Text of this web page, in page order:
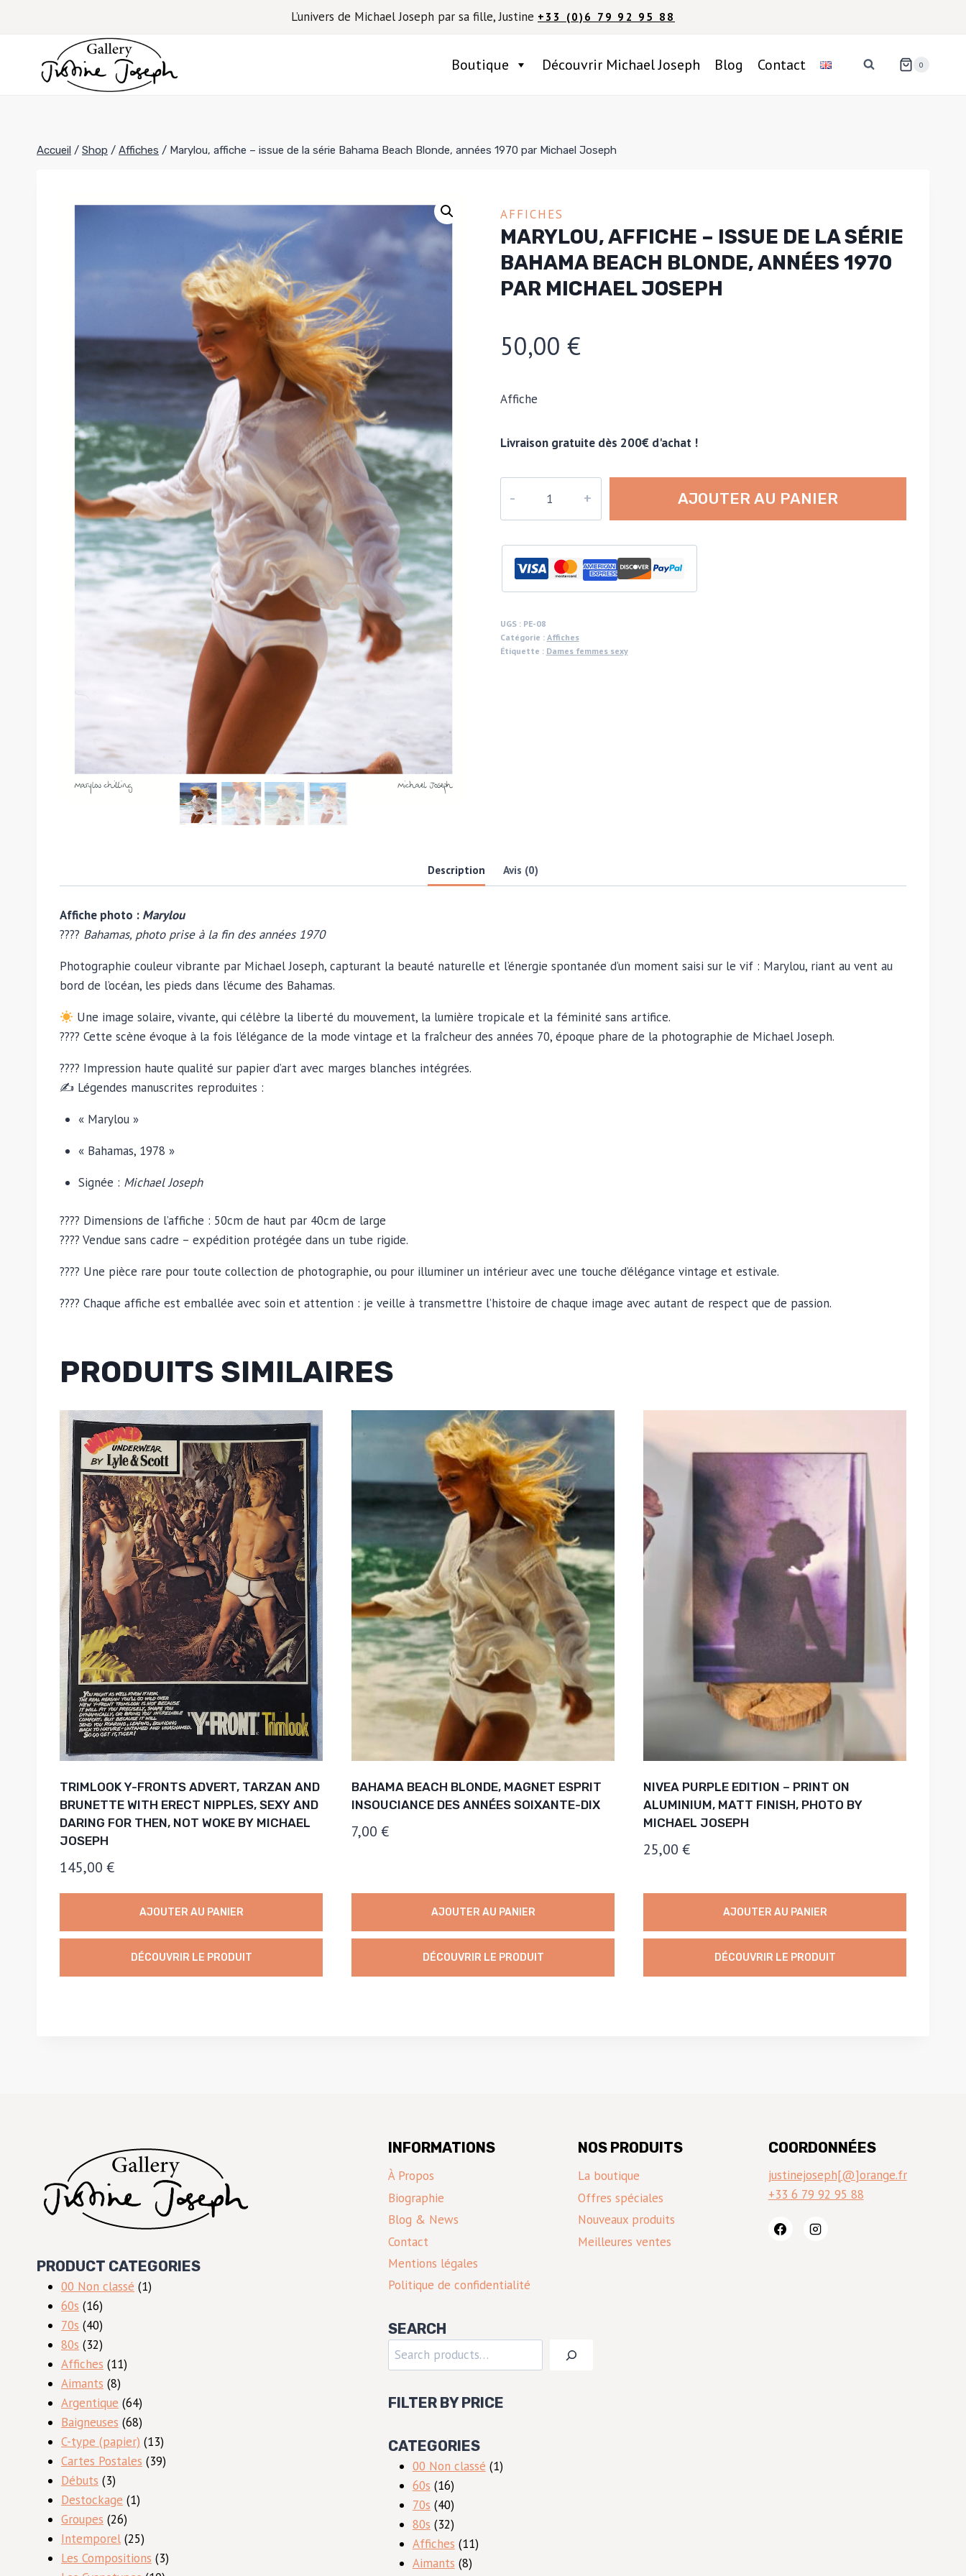
L’univers de Michael Joseph par sa fille, Justine +33 (0)6 79 92 95 88
Boutique Découvrir Michael Joseph Blog Contact 0
Accueil / Shop / Affiches / Marylou, affiche – issue de la série Bahama Beach Blonde, années 1970 par Michael Joseph
AFFICHES
MARYLOU, AFFICHE – ISSUE DE LA SÉRIE
BAHAMA BEACH BLONDE, ANNÉES 1970
PAR MICHAEL JOSEPH
50,00 €
Affiche
Livraison gratuite dès 200€ d'achat !
Marylou,
affiche
issue
la
série
AJOUTER AU PANIER
UGS : PE-08
Catégorie : Affiches
Étiquette : Dames femmes sexy
Description Avis (0)
Affiche photo : Marylou
???? Bahamas, photo prise à la fin des années 1970
Photographie couleur vibrante par Michael Joseph, capturant la beauté naturelle et l’énergie spontanée d’un moment saisi sur le vif : Marylou, riant au vent au
bord de l’océan, les pieds dans l’écume des Bahamas.
Une image solaire, vivante, qui célèbre la liberté du mouvement, la lumière tropicale et la féminité sans artifice.
???? Cette scène évoque à la fois l’élégance de la mode vintage et la fraîcheur des années 70, époque phare de la photographie de Michael Joseph.
????️ Impression haute qualité sur papier d’art avec marges blanches intégrées.
✍️ Légendes manuscrites reproduites :
« Marylou »
« Bahamas, 1978 »
Signée : Michael Joseph
???? Dimensions de l’affiche : 50cm de haut par 40cm de large
???? Vendue sans cadre – expédition protégée dans un tube rigide.
???? Une pièce rare pour toute collection de photographie, ou pour illuminer un intérieur avec une touche d’élégance vintage et estivale.
???? Chaque affiche est emballée avec soin et attention : je veille à transmettre l’histoire de chaque image avec autant de respect que de passion.
PRODUITS SIMILAIRES
TRIMLOOK Y-FRONTS ADVERT, TARZAN AND
BRUNETTE WITH ERECT NIPPLES, SEXY AND
DARING FOR THEN, NOT WOKE BY MICHAEL
JOSEPH
145,00 €
AJOUTER AU PANIER
DÉCOUVRIR LE PRODUIT
BAHAMA BEACH BLONDE, MAGNET ESPRIT
INSOUCIANCE DES ANNÉES SOIXANTE-DIX
7,00 €
AJOUTER AU PANIER
DÉCOUVRIR LE PRODUIT
NIVEA PURPLE EDITION – PRINT ON
ALUMINIUM, MATT FINISH, PHOTO BY
MICHAEL JOSEPH
25,00 €
AJOUTER AU PANIER
DÉCOUVRIR LE PRODUIT
PRODUCT CATEGORIES
00 Non classé 11
60s 1616
produits
70s 4040
produits
80s 3232
produits
Affiches 1111
Aimants 88
produits
Argentique 6464
produits
Baigneuses 6868
produits
C-type (papier) 1313
produits
Cartes Postales 3939
Débuts 33
produits
Destockage 11
Groupes 2626
produits
Intemporel 2525
produits
Les Compositions 33
INFORMATIONS
À Propos
Biographie
Blog & News
Contact
Mentions légales
Politique de confidentialité
SEARCH
Rechercher
FILTER BY PRICE
CATEGORIES
00 Non classé 11
60s 1616
produits
70s 4040
produits
80s 3232
produits
Affiches 1111
Aimants 88
NOS PRODUITS
La boutique
Offres spéciales
Nouveaux produits
Meilleures ventes
COORDONNÉES
justinejoseph[@]orange.fr
+33 6 79 92 95 88